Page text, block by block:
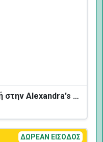
Ζωντανή Ελληνική Μουσική στην Alexandra's Restaurant
ΔΩΡΕΑΝ ΕΙΣΟΔΟΣ